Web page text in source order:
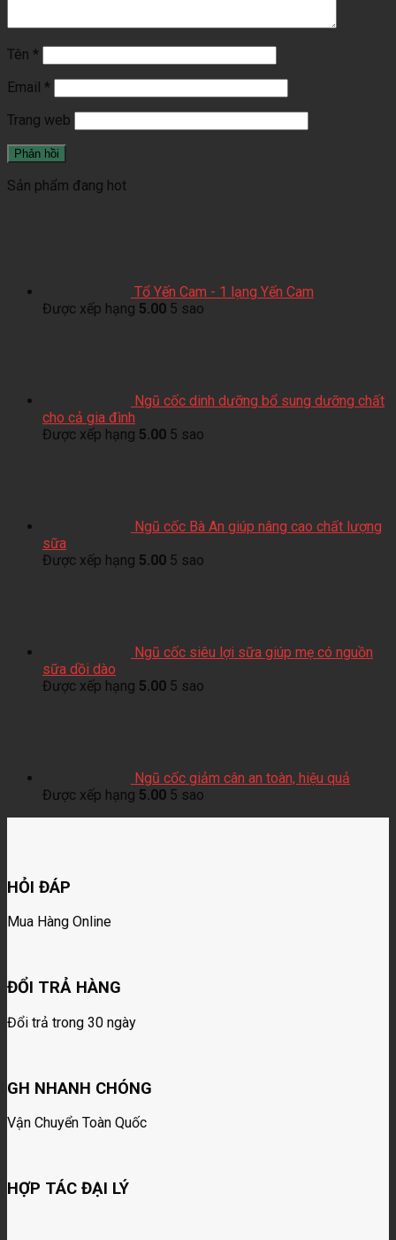
Tên *
Email *
Trang web
Sản phẩm đang hot
Tổ Yến Cam - 1 lạng Yến Cam
Được xếp hạng 5.00 5 sao
Ngũ cốc dinh dưỡng bổ sung dưỡng chất
cho cả gia đình
Được xếp hạng 5.00 5 sao
Ngũ cốc Bà An giúp nâng cao chất lượng
sữa
Được xếp hạng 5.00 5 sao
Ngũ cốc siêu lợi sữa giúp mẹ có nguồn
sữa dồi dào
Được xếp hạng 5.00 5 sao
Ngũ cốc giảm cân an toàn, hiệu quả
Được xếp hạng 5.00 5 sao
HỎI ĐÁP
Mua Hàng Online
ĐỔI TRẢ HÀNG
Đổi trả trong 30 ngày
GH NHANH CHÓNG
Vận Chuyển Toàn Quốc
HỢP TÁC ĐẠI LÝ